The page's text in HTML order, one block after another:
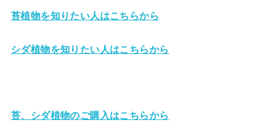
苔植物を知りたい人はこちらから
シダ植物を知りたい人はこちらから
苔、シダ植物のご購入はこちらから